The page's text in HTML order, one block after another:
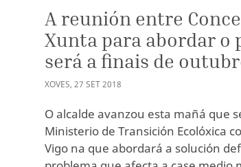
A reunión entre
Xunta para abordar o
será a finais de
XOVES,27 SET2018
O alcalde avanzou esta mañá que
Ministerio de Transición Ecolóxica
Vigo na que abordará a solución